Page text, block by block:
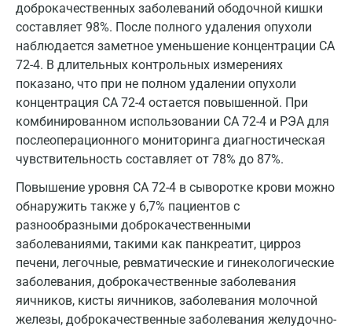
доброкачественных заболеваний ободочной кишки
составляет 98%. После полного удаления опухоли
наблюдается заметное уменьшение концентрации СА
72-4. В длительных контрольных измерениях
показано, что при не полном удалении опухоли
концентрация СА 72-4 остается повышенной. При
комбинированном использовании СА 72-4 и РЭА для
послеоперационного мониторинга диагностическая
чувствительность составляет от 78% до 87%.
Повышение уровня CA 72-4 в сыворотке крови можно
обнаружить также у 6,7% пациентов с
разнообразными доброкачественными
заболеваниями, такими как панкреатит, цирроз
печени, легочные, ревматические и гинекологические
заболевания, доброкачественные заболевания
яичников, кисты яичников, заболевания молочной
железы, доброкачественные заболевания желудочно-
Краснодар
Красноярск
Курск
Лабинск
Липецк
Лобня
Люберцы
Майкоп
Мурманск
Мытищи